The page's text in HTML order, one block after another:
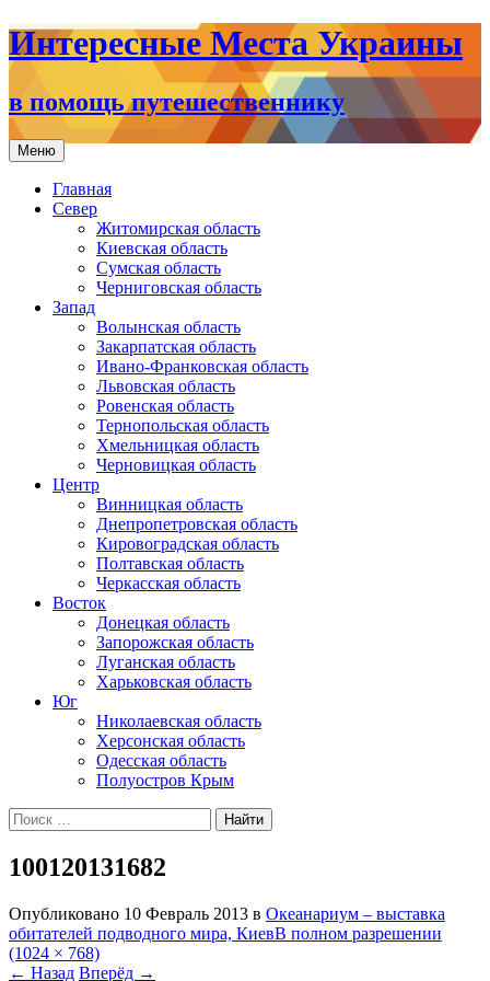
Интересные Места Украины
в помощь путешественнику
Меню Перейти
к
содержимому
Главная
Север
Житомирская область
Киевская область
Сумская область
Черниговская область
Запад
Волынская область
Закарпатская область
Ивано-Франковская область
Львовская область
Ровенская область
Тернопольская область
Хмельницкая область
Черновицкая область
Центр
Винницкая область
Днепропетровская область
Кировоградская область
Полтавская область
Черкасская область
Восток
Донецкая область
Запорожская область
Луганская область
Харьковская область
Юг
Николаевская область
Херсонская область
Одесская область
Полуостров Крым
Искать:
100120131682
Опубликовано 10 Февраль 2013 в Океанариум – выставка
обитателей подводного мира, КиевВ полном разрешении
(1024 × 768)
← Назад Вперёд →